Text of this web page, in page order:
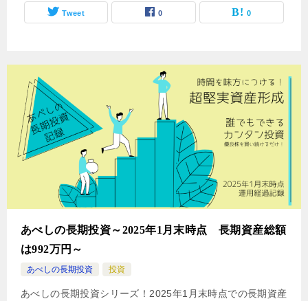
Tweet 0 0
あべしの長期投資～2025年1月末時点 長期資産総額
は992万円～
あべしの長期投資 投資
あべしの長期投資シリーズ！2025年1月末時点での長期資産